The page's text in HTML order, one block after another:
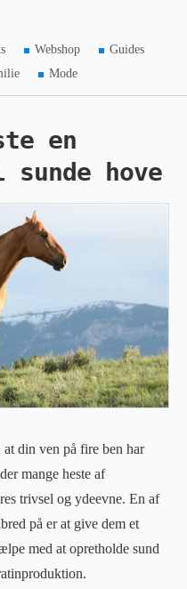
Webshop
Guides
Mode
en
hove
din ven på fire ben har
mange heste af
trivsel og ydeevne. En af
på er at give dem et
med at opretholde sund